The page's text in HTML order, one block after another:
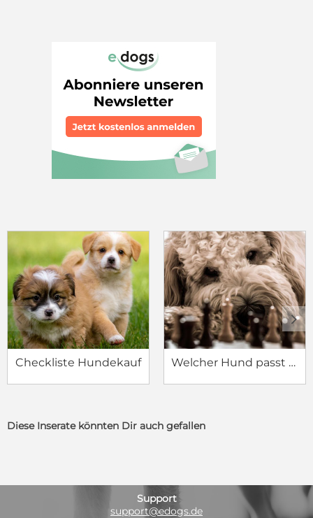
Checkliste Hundekauf Welcher Hund passt zu mir?
c d
Diese Inserate könnten Dir auch gefallen
Support
support@edogs.de